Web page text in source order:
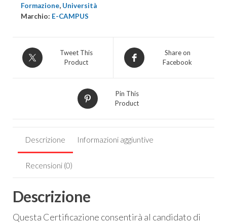
Formazione, Università
Marchio: E-CAMPUS
Tweet This
Product
Share on
Facebook
Pin This
Product
Descrizione Informazioni aggiuntive
Recensioni (0)
Descrizione
Questa Certificazione consentirà al candidato di